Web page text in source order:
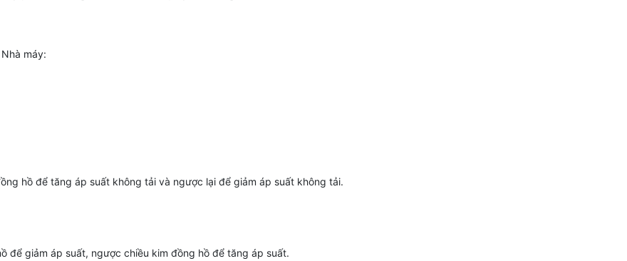
máy:
hồ để tăng áp suất không tải và ngược lại để giảm áp suất không tải.
để giảm áp suất, ngược chiều kim đồng hồ để tăng áp suất.